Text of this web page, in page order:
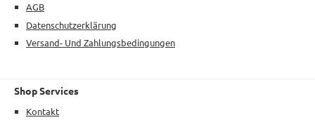
AGB
Datenschutzerklärung
Versand- Und Zahlungsbedingungen
Shop Services
Kontakt